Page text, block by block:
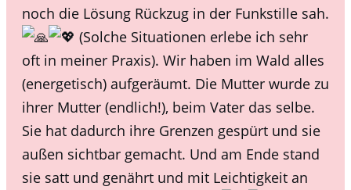
noch die Lösung Rückzug in der Funkstille sah.
(Solche Situationen erlebe ich sehr
oft in meiner Praxis). Wir haben im Wald alles
(energetisch) aufgeräumt. Die Mutter wurde zu
ihrer Mutter (endlich!), beim Vater das selbe.
Sie hat dadurch ihre Grenzen gespürt und sie
außen sichtbar gemacht. Und am Ende stand
sie satt und genährt und mit Leichtigkeit an